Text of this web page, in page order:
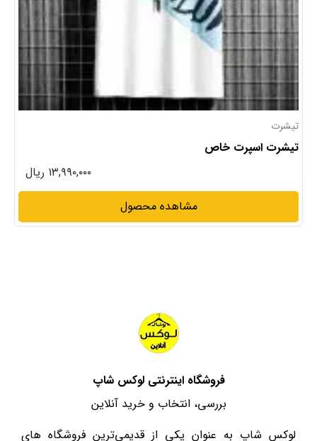
تیشرت
تیشرت اسپرت خاص
۱۳,۹۹۰,۰۰۰ ریال
مشاهده محصول
فروشگاه اینترنتی لوکس شاپ
بررسی، انتخاب و خرید آنلاین
لوکس شاپ به عنوان یکی از قدیمی‌ترین فروشگاه های